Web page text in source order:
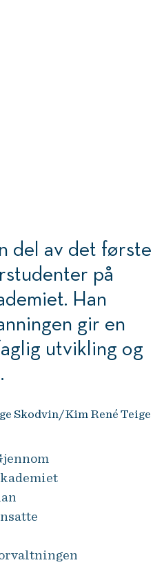
del av det første
på
Han
gir en
utvikling og
Skodvin/Kim René Teige